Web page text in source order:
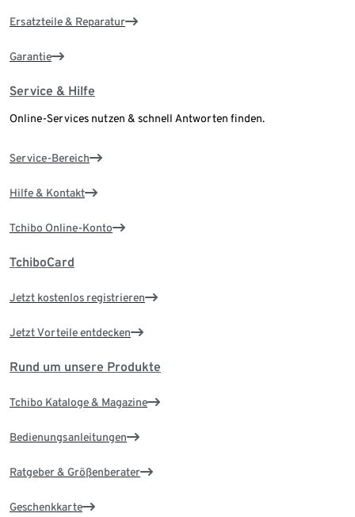
Ersatzteile & Reparatur
Garantie
Service & Hilfe
Online-Services nutzen & schnell Antworten finden.
Service-Bereich
Hilfe & Kontakt
Tchibo Online-Konto
TchiboCard
Jetzt kostenlos registrieren
Jetzt Vorteile entdecken
Rund um unsere Produkte
Tchibo Kataloge & Magazine
Bedienungsanleitungen
Ratgeber & Größenberater
Geschenkkarte